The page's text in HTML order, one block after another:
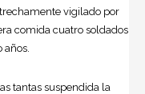
vigilado por
comida cuatro soldados
tantas suspendida la